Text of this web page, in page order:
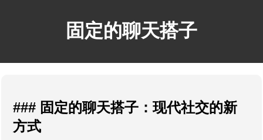
固定的聊天搭子
### 固定的聊天搭子：现代社交的新
方式